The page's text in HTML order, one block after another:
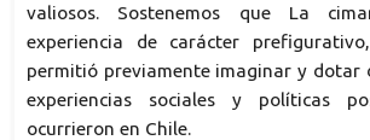
valiosos. Sostenemos que La
experiencia de carácter
permitió previamente imaginar y dotar
experiencias sociales y políticas
ocurrieron en Chile.